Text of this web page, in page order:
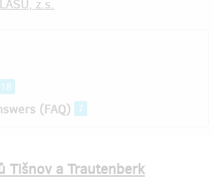
z.s.
(FAQ) 7
Tišnov a Trautenberk